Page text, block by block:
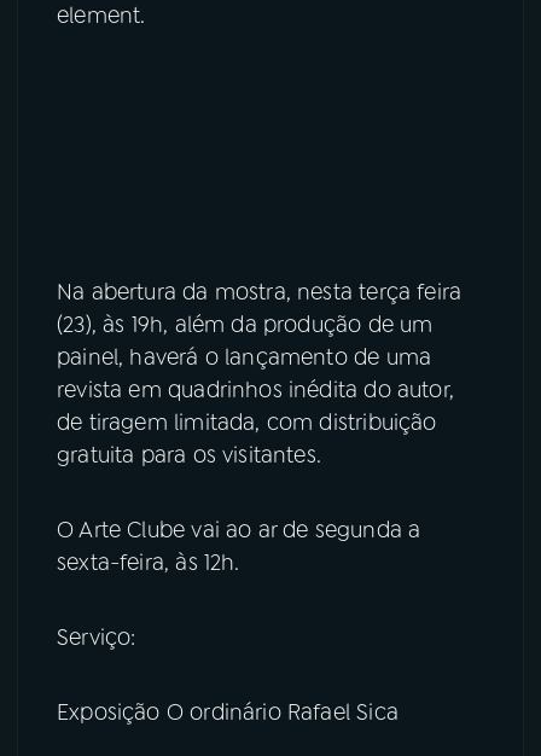
element.
Na abertura da mostra, nesta terça feira
(23), às 19h, além da produção de um
painel, haverá o lançamento de uma
revista em quadrinhos inédita do autor,
de tiragem limitada, com distribuição
gratuita para os visitantes.
O Arte Clube vai ao ar de segunda a
sexta-feira, às 12h.
Serviço:
Exposição O ordinário Rafael Sica